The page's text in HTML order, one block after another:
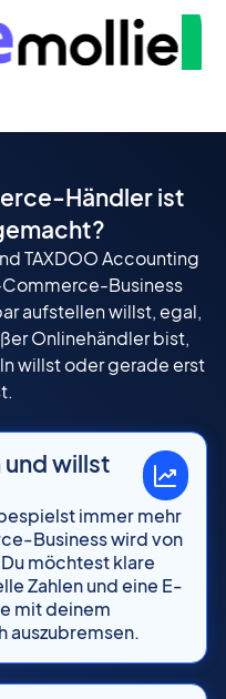
Händler ist
TAXDOO Accounting
Business
aufstellen willst, egal,
Onlinehändler bist,
willst oder gerade erst
und willst
immer mehr
Business wird von
möchtest klare
Zahlen und eine E-
mit deinem
auszubremsen.